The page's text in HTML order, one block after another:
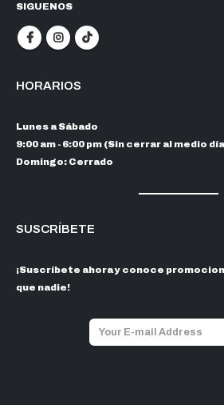
SIGUENOS
HORARIOS
Lunes a Sábado
9:00 am - 6:00 pm (Sin cerrar al medio
Domingo: Cerrado
SUSCRÍBETE
¡Suscríbete ahora y conoce
que nadie!